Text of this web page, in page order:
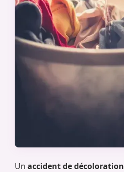
Un accident de décoloration